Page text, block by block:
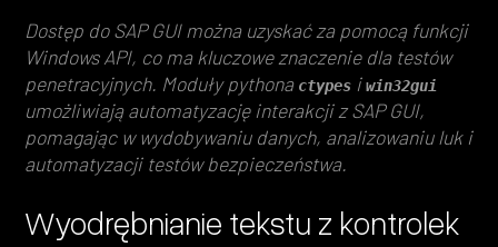
Dostęp do SAP GUI można uzyskać za pomocą funkcji
Windows API, co ma kluczowe znaczenie dla testów
penetracyjnych. Moduły pythona ctypes iwin32gui
umożliwiają automatyzację interakcji z SAP GUI,
pomagając w wydobywaniu danych, analizowaniu luk i
automatyzacji testów bezpieczeństwa.
Wyodrębnianie tekstu z kontrolek